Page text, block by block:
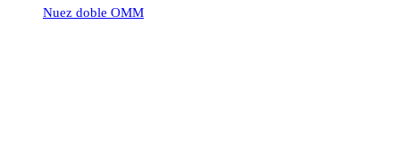
Nuez doble OMM